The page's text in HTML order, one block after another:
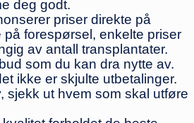
deg godt.
priser direkte på
på forespørsel, enkelte priser
av antall transplantater.
som du kan dra nytte av.
ikke er skjulte utbetalinger.
sjekk ut hvem som skal utføre